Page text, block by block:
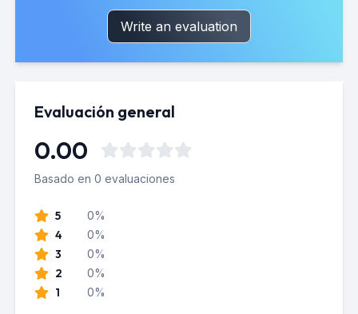
Write an evaluation
Evaluación general
0.00
Basado en 0 evaluaciones
5 0%
4 0%
3 0%
2 0%
1 0%